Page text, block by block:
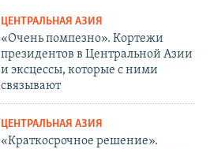
ЦЕНТРАЛЬНАЯ АЗИЯ
«Очень помпезно». Кортежи
президентов в Центральной Азии
и эксцессы, которые с ними
связывают
ЦЕНТРАЛЬНАЯ АЗИЯ
«Краткосрочное решение».